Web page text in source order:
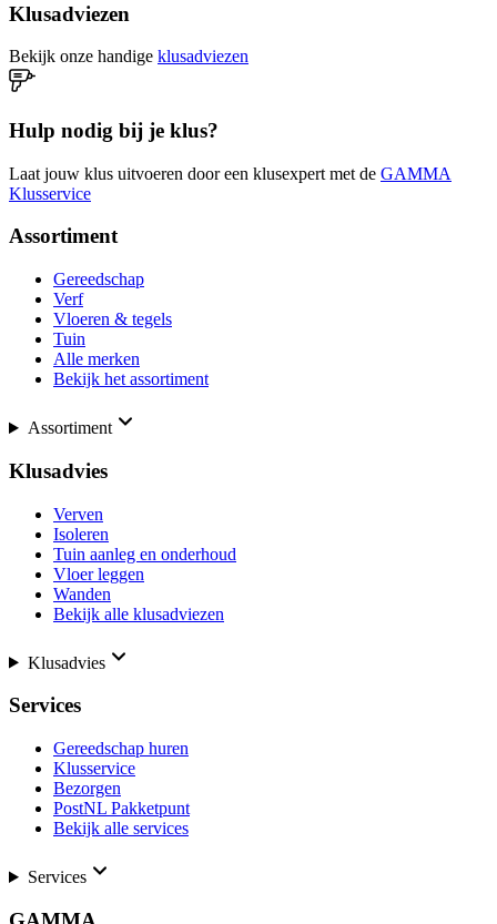
Klusadviezen
Bekijk onze handige klusadviezen
Hulp nodig bij je klus?
Laat jouw klus uitvoeren door een klusexpert met de GAMMA
Klusservice
Assortiment
Gereedschap
Verf
Vloeren & tegels
Tuin
Alle merken
Bekijk het assortiment
Assortiment
Klusadvies
Verven
Isoleren
Tuin aanleg en onderhoud
Vloer leggen
Wanden
Bekijk alle klusadviezen
Klusadvies
Services
Gereedschap huren
Klusservice
Bezorgen
PostNL Pakketpunt
Bekijk alle services
Services